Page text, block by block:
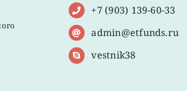
+7 (903) 139-60-33
admin@etfunds.ru
vestnik38